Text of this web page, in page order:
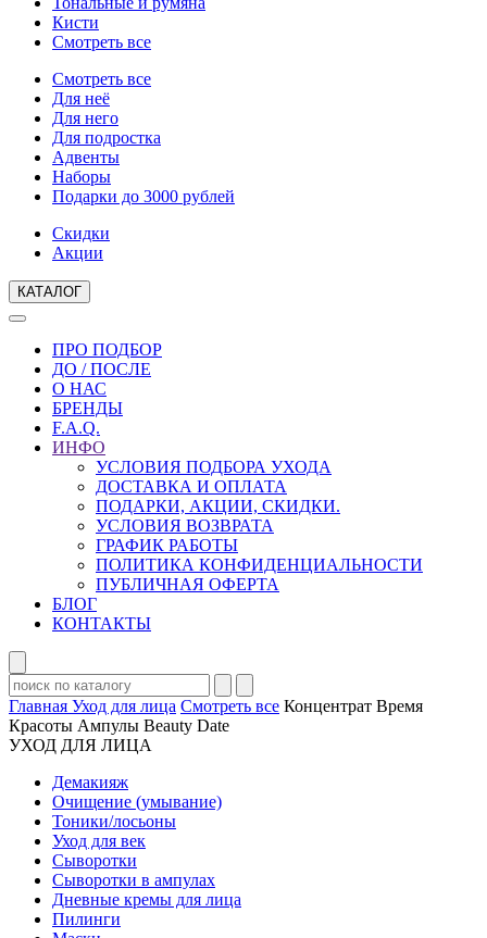
Кисти
Смотреть все
Смотреть все
Для неё
Для него
Для подростка
Адвенты
Наборы
Подарки до 3000 рублей
Скидки
Акции
КАТАЛОГ
ПРО ПОДБОР
ДО / ПОСЛЕ
О НАС
БРЕНДЫ
F.A.Q.
ИНФО
УСЛОВИЯ ПОДБОРА УХОДА
ДОСТАВКА И ОПЛАТА
ПОДАРКИ, АКЦИИ, СКИДКИ.
УСЛОВИЯ ВОЗВРАТА
ГРАФИК РАБОТЫ
ПОЛИТИКА КОНФИДЕНЦИАЛЬНОСТИ
ПУБЛИЧНАЯ ОФЕРТА
БЛОГ
КОНТАКТЫ
Главная Уход для лица Смотреть все Концентрат Время
Красоты Ампулы Beauty Date
УХОД ДЛЯ ЛИЦА
Демакияж
Очищение (умывание)
Тоники/лосьоны
Уход для век
Сыворотки
Сыворотки в ампулах
Дневные кремы для лица
Пилинги